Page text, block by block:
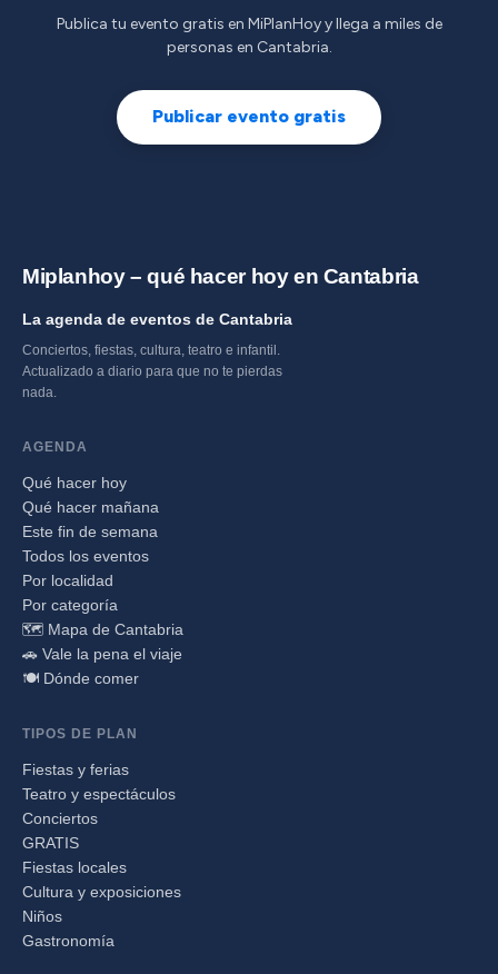
Publica tu evento gratis en MiPlanHoy y llega a miles de
personas en Cantabria.
Publicar evento gratis
Miplanhoy – qué hacer hoy en Cantabria
La agenda de eventos de Cantabria
Conciertos, fiestas, cultura, teatro e infantil.
Actualizado a diario para que no te pierdas
nada.
AGENDA
Qué hacer hoy
Qué hacer mañana
Este fin de semana
Todos los eventos
Por localidad
Por categoría
🗺️ Mapa de Cantabria
🚗 Vale la pena el viaje
🍽️ Dónde comer
TIPOS DE PLAN
Fiestas y ferias
Teatro y espectáculos
Conciertos
GRATIS
Fiestas locales
Cultura y exposiciones
Niños
Gastronomía